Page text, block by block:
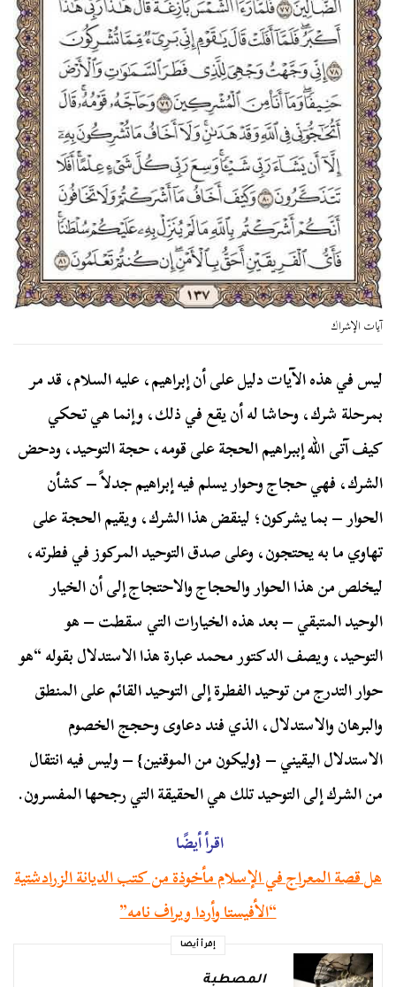
آيات الإشراك
ليس في هذه الآيات دليل على أن إبراهيم، عليه السلام، قد مر
بمرحلة شرك، وحاشا له أن يقع في ذلك، وإنما هي تحكي
كيف آتى الله إببراهيم الحجة على قومه، حجة التوحيد، ودحض
الشرك، فهي حجاج وحوار يسلم فيه إبراهيم جدلاً – كشأن
الحوار – بما يشركون؛ لينقض هذا الشرك، ويقيم الحجة على
تهاوي ما به يحتجون، وعلى صدق التوحيد المركوز في فطرته،
ليخلص من هذا الحوار والحجاج والاحتجاج إلى أن الخيار
الوحيد المتبقي – بعد هذه الخيارات التي سقطت – هو
التوحيد، ويصف الدكتور محمد عبارة هذا الاستدلال بقوله “هو
حوار التدرج من توحيد الفطرة إلى التوحيد القائم على المنطق
والبرهان والاستدلال، الذي فند دعاوى وحجج الخصوم
الاستدلال اليقيني – {وليكون من الموقنين} – وليس فيه انتقال
من الشرك إلى التوحيد تلك هي الحقيقة التي رجحها المفسرون.
اقرأ أيضًا
هل قصة المعراج في الإسلام مأخوذة من كتب الديانة الزرادشتية
“الأفيستا وأردا ويراف نامه”
إقرأ أيضا
المصطبة